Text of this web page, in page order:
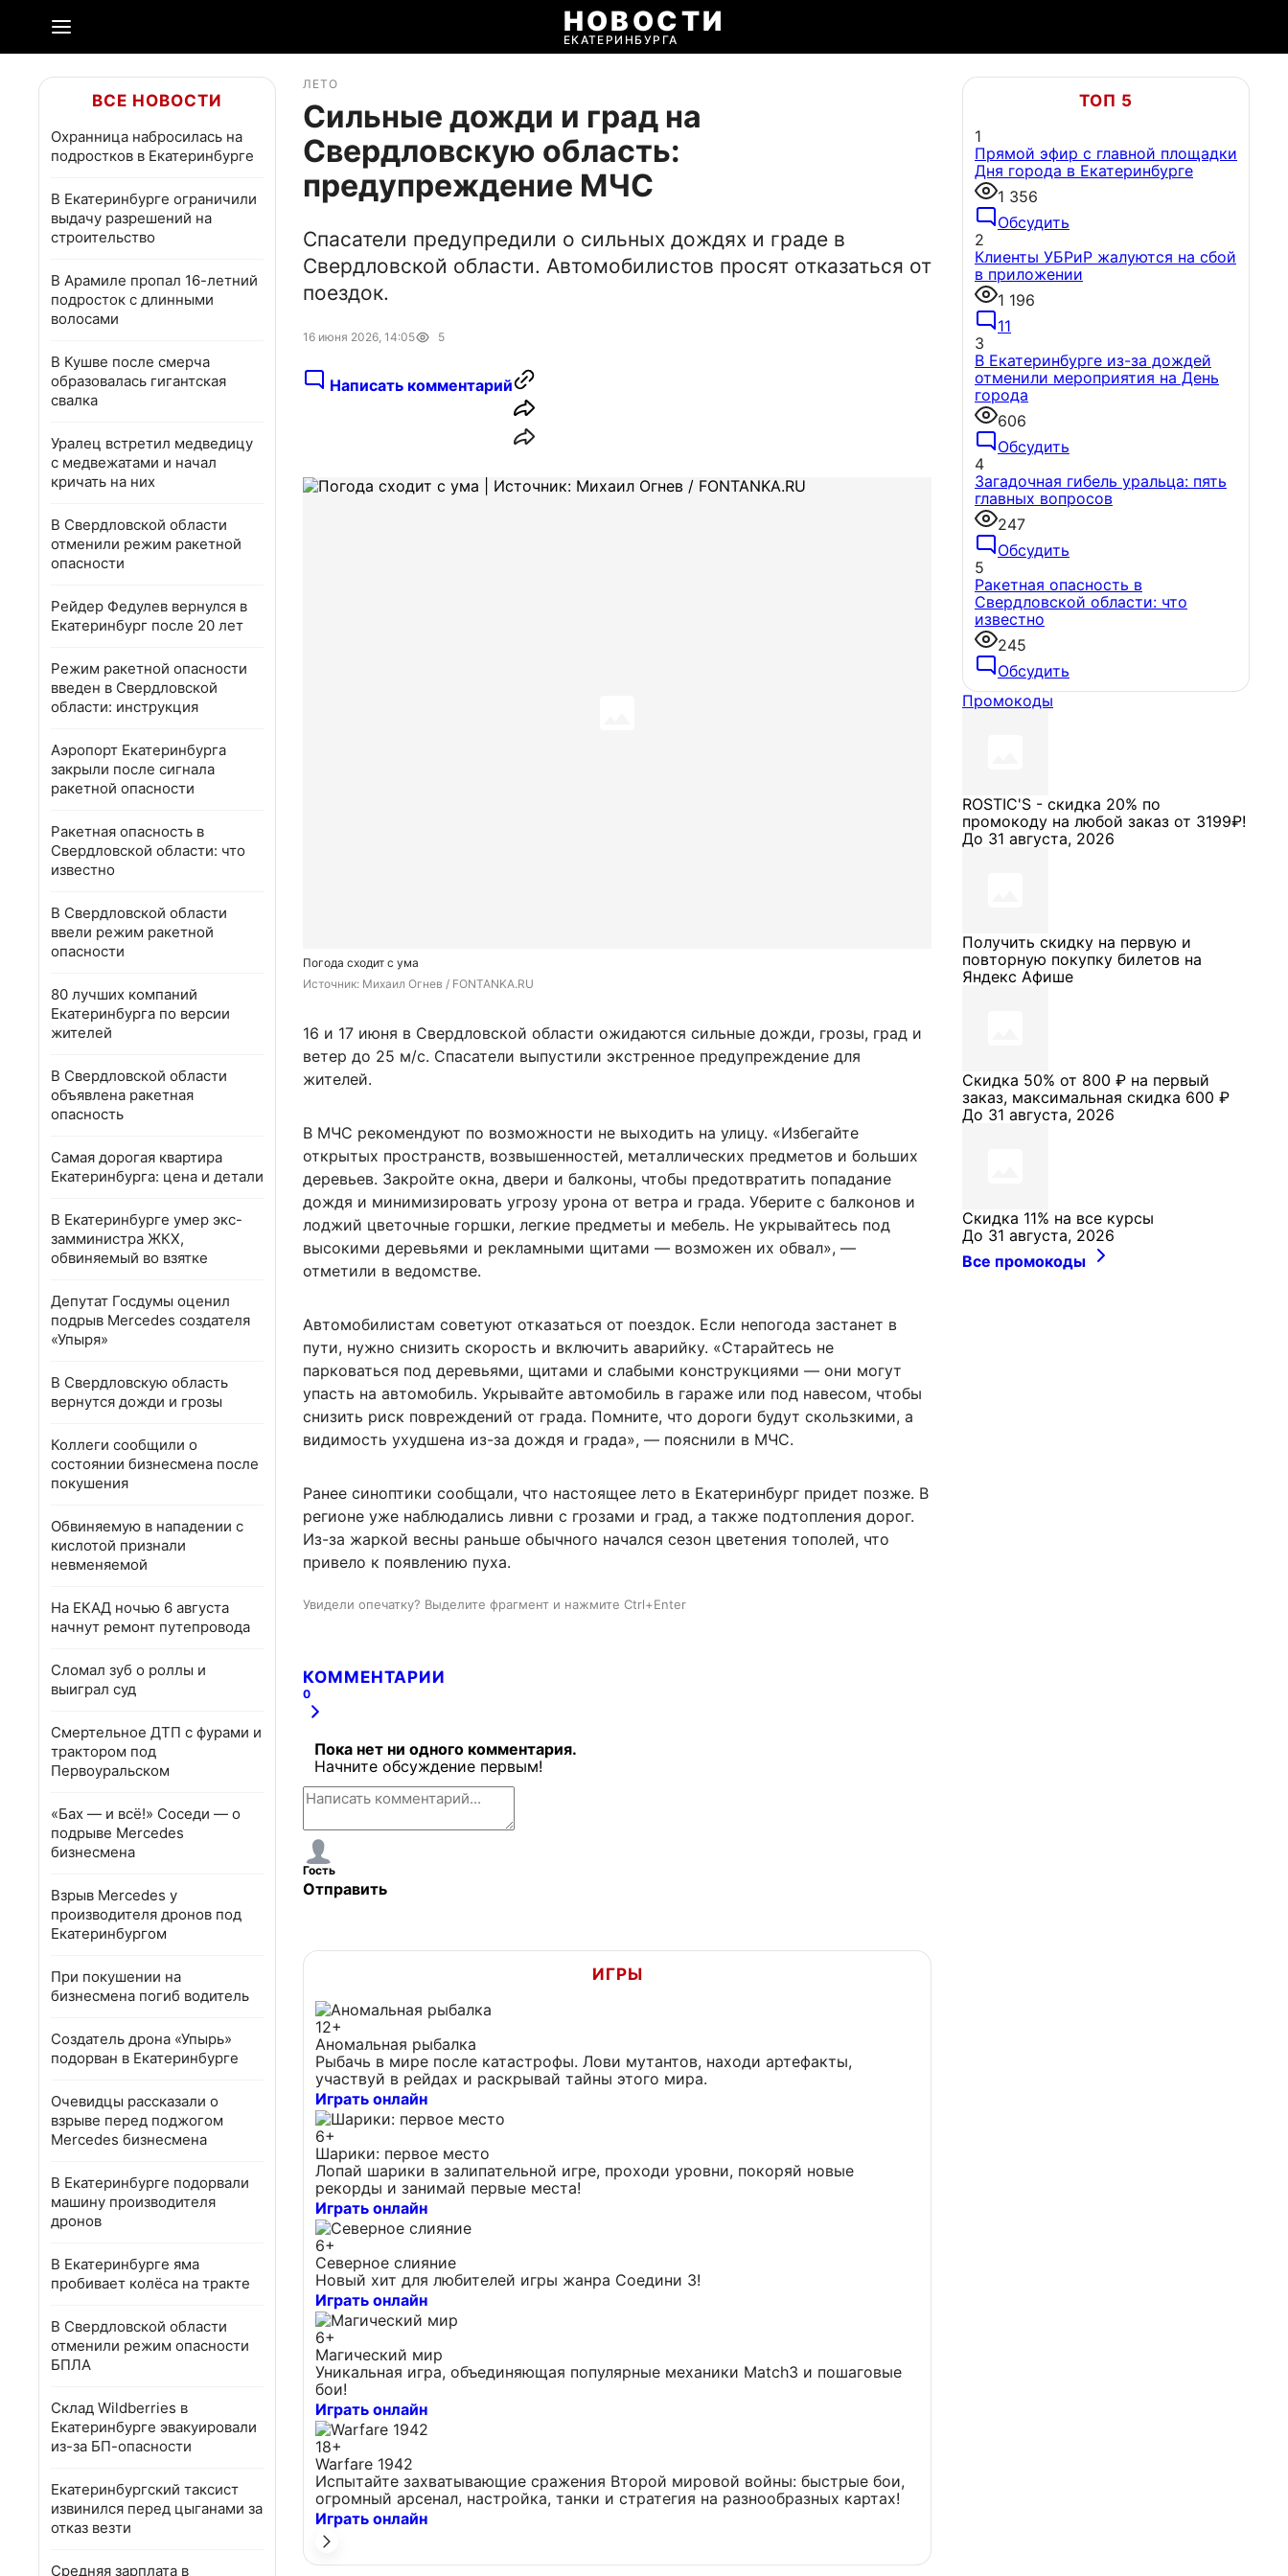
НОВОСТИ
ЕКАТЕРИНБУРГА
ВСЕ НОВОСТИ
Охранница набросилась на
подростков в Екатеринбурге
В Екатеринбурге ограничили
выдачу разрешений на
строительство
В Арамиле пропал 16-летний
подросток с длинными
волосами
В Кушве после смерча
образовалась гигантская
свалка
Уралец встретил медведицу
с медвежатами и начал
кричать на них
В Свердловской области
отменили режим ракетной
опасности
Рейдер Федулев вернулся в
Екатеринбург после 20 лет
Режим ракетной опасности
введен в Свердловской
области: инструкция
Аэропорт Екатеринбурга
закрыли после сигнала
ракетной опасности
Ракетная опасность в
Свердловской области: что
известно
В Свердловской области
ввели режим ракетной
опасности
80 лучших компаний
Екатеринбурга по версии
жителей
В Свердловской области
объявлена ракетная
опасность
Самая дорогая квартира
Екатеринбурга: цена и детали
В Екатеринбурге умер экс-
замминистра ЖКХ,
обвиняемый во взятке
Депутат Госдумы оценил
подрыв Mercedes создателя
«Упыря»
В Свердловскую область
вернутся дожди и грозы
Коллеги сообщили о
состоянии бизнесмена после
покушения
Обвиняемую в нападении с
кислотой признали
невменяемой
На ЕКАД ночью 6 августа
начнут ремонт путепровода
Сломал зуб о роллы и
выиграл суд
Смертельное ДТП с фурами и
трактором под
Первоуральском
«Бах — и всё!» Соседи — о
подрыве Mercedes
бизнесмена
Взрыв Mercedes у
производителя дронов под
Екатеринбургом
При покушении на
бизнесмена погиб водитель
Создатель дрона «Упырь»
подорван в Екатеринбурге
Очевидцы рассказали о
взрыве перед поджогом
Mercedes бизнесмена
В Екатеринбурге подорвали
машину производителя
дронов
В Екатеринбурге яма
пробивает колёса на тракте
В Свердловской области
отменили режим опасности
БПЛА
Склад Wildberries в
Екатеринбурге эвакуировали
из-за БП-опасности
Екатеринбургский таксист
извинился перед цыганами за
отказ везти
Средняя зарплата в
ЛЕТО
Сильные дожди и град на
Свердловскую область:
предупреждение МЧС
Спасатели предупредили о сильных дождях и граде в
Свердловской области. Автомобилистов просят отказаться от
поездок.
16 июня 2026, 14:05 5
Написать комментарий
Погода сходит с ума
Источник: Михаил Огнев / FONTANKA.RU
16 и 17 июня в Свердловской области ожидаются сильные дожди, грозы, град и
ветер до 25 м/с. Спасатели выпустили экстренное предупреждение для
жителей.
В МЧС рекомендуют по возможности не выходить на улицу. «Избегайте
открытых пространств, возвышенностей, металлических предметов и больших
деревьев. Закройте окна, двери и балконы, чтобы предотвратить попадание
дождя и минимизировать угрозу урона от ветра и града. Уберите с балконов и
лоджий цветочные горшки, легкие предметы и мебель. Не укрывайтесь под
высокими деревьями и рекламными щитами — возможен их обвал», —
отметили в ведомстве.
Автомобилистам советуют отказаться от поездок. Если непогода застанет в
пути, нужно снизить скорость и включить аварийку. «Старайтесь не
парковаться под деревьями, щитами и слабыми конструкциями — они могут
упасть на автомобиль. Укрывайте автомобиль в гараже или под навесом, чтобы
снизить риск повреждений от града. Помните, что дороги будут скользкими, а
видимость ухудшена из-за дождя и града», — пояснили в МЧС.
Ранее синоптики сообщали, что настоящее лето в Екатеринбург придет позже. В
регионе уже наблюдались ливни с грозами и град, а также подтопления дорог.
Из-за жаркой весны раньше обычного начался сезон цветения тополей, что
привело к появлению пуха.
Увидели опечатку? Выделите фрагмент и нажмите Ctrl+Enter
КОММЕНТАРИИ
0
Пока нет ни одного комментария.
Начните обсуждение первым!
Гость
Отправить
ИГРЫ
12+
Аномальная рыбалка
Рыбачь в мире после катастрофы. Лови мутантов, находи артефакты,
участвуй в рейдах и раскрывай тайны этого мира.
Играть онлайн
6+
Шарики: первое место
Лопай шарики в залипательной игре, проходи уровни, покоряй новые
рекорды и занимай первые места!
Играть онлайн
6+
Северное слияние
Новый хит для любителей игры жанра Соедини 3!
Играть онлайн
6+
Магический мир
Уникальная игра, объединяющая популярные механики Match3 и пошаговые
бои!
Играть онлайн
18+
Warfare 1942
Испытайте захватывающие сражения Второй мировой войны: быстрые бои,
огромный арсенал, настройка, танки и стратегия на разнообразных картах!
Играть онлайн
ТОП 5
1
Прямой эфир с главной площадки
Дня города в Екатеринбурге
1 356
Обсудить
2
Клиенты УБРиР жалуются на сбой
в приложении
1 196
11
3
В Екатеринбурге из-за дождей
отменили мероприятия на День
города
606
Обсудить
4
Загадочная гибель уральца: пять
главных вопросов
247
Обсудить
5
Ракетная опасность в
Свердловской области: что
известно
245
Обсудить
Промокоды
ROSTIC'S - скидка 20% по
промокоду на любой заказ от 3199₽!
До 31 августа, 2026
Получить скидку на первую и
повторную покупку билетов на
Яндекс Афише
Скидка 50% от 800 ₽ на первый
заказ, максимальная скидка 600 ₽
До 31 августа, 2026
Скидка 11% на все курсы
До 31 августа, 2026
Все промокоды